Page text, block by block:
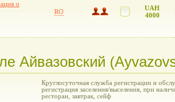
о
RO
UAH
4000
Айвазовский
Круглосуточная служба регистрации и
регистрация заселения/выселения, при
ресторан, завтрак, сейф